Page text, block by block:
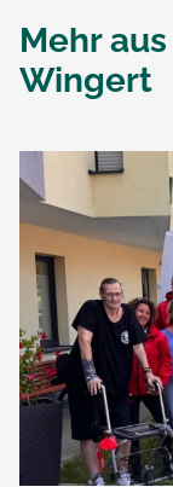
Mehr aus
Wingert